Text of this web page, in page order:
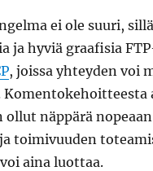
ei ole suuri,
ja hyviä graafisia
, joissa yhteyden voi
Komentokehoitteesta
ollut näppärä nopeaan
toimivuuden
aina luottaa.